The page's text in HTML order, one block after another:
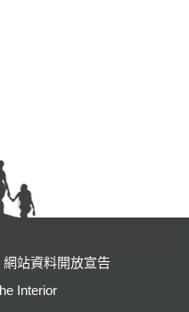
網站資料開放宣告
Interior